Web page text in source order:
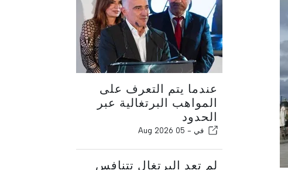
عندما يتم التعرف على
المواهب البرتغالية عبر
الحدود
في - 05 Aug 2026
لم تعد البرتغال تتنافس